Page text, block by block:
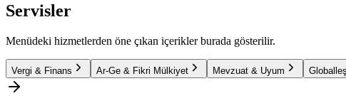
Servisler
Menüdeki hizmetlerden öne çıkan içerikler burada gösterilir.
Vergi & Finans Ar-Ge & Fikri Mülkiyet Mevzuat & Uyum